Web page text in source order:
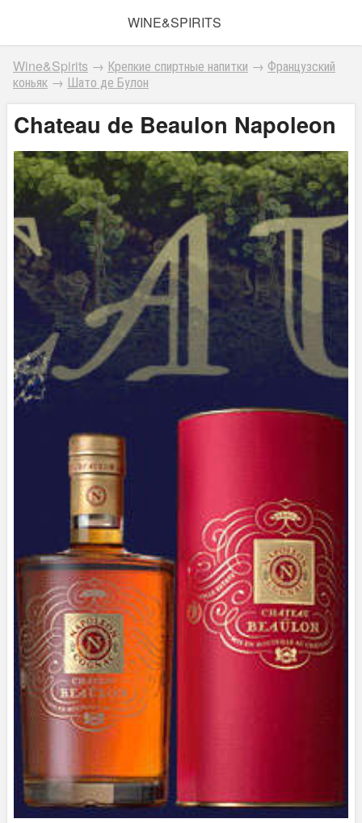
WINE&SPIRITS
Wine&Spirits → Крепкие спиртные напитки → Французский
коньяк → Шато де Булон
Chateau de Beaulon Napoleon